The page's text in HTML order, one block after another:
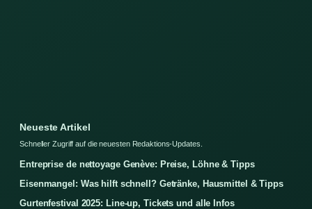
Neueste Artikel
Schneller Zugriff auf die neuesten Redaktions-Updates.
Entreprise de nettoyage Genève: Preise, Löhne & Tipps
Eisenmangel: Was hilft schnell? Getränke, Hausmittel & Tipps
Gurtenfestival 2025: Line-up, Tickets und alle Infos